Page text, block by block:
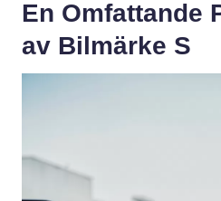
En Omfattande
av Bilmärke S